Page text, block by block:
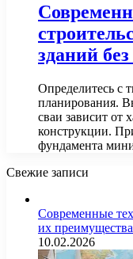
зданий
Определитесь с
планирования.
сваи зависит от
конструкции.
фундамента
Свежие записи
Современные
их
10.02.2026